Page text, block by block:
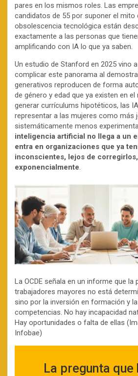
pares en los mismos roles. Las
candidatos de 55 por suponer el mito
obsolescencia tecnológica están
exactamente a las personas que
amplificando con IA lo que ya saben.
Un estudio de Stanford en 2025 vino
complicar este panorama al
generativos reproducen de forma
de género y edad que ya existen en
generar currículums hipotéticos, las
representar a las mujeres como más
sistemáticamente menos
inteligencia artificial no llega a un
entra en organizaciones que ya
inconscientes, lejos de
exponencialmente.
La OCDE señala en un informe que la
trabajadores mayores no está
sino por la inversión en formación y
competencias. No hay incapacidad
Hay oportunidades o falta de ellas
Infobae)
La pregunta que